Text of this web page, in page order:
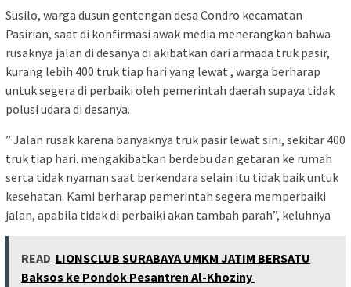
Susilo, warga dusun gentengan desa Condro kecamatan
Pasirian, saat di konfirmasi awak media menerangkan bahwa
rusaknya jalan di desanya di akibatkan dari armada truk pasir,
kurang lebih 400 truk tiap hari yang lewat , warga berharap
untuk segera di perbaiki oleh pemerintah daerah supaya tidak
polusi udara di desanya.
” Jalan rusak karena banyaknya truk pasir lewat sini, sekitar 400
truk tiap hari. mengakibatkan berdebu dan getaran ke rumah
serta tidak nyaman saat berkendara selain itu tidak baik untuk
kesehatan. Kami berharap pemerintah segera memperbaiki
jalan, apabila tidak di perbaiki akan tambah parah”, keluhnya
READ LIONSCLUB SURABAYA UMKM JATIM BERSATU
Baksos ke Pondok Pesantren Al-Khoziny